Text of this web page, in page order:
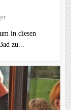
in diesen
zu...